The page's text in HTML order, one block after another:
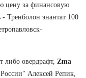
цену за финансовую
- Тренболон энантат 100
овердрафт, Zma
Алексей Репик,